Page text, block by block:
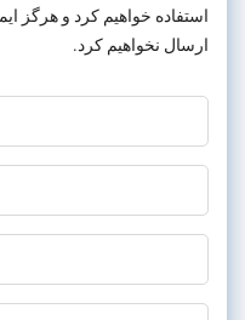
استفاده خواهیم کرد و هرگز
ارسال نخواهیم کرد.